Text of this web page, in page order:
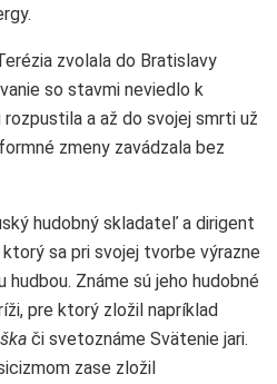
zvolala do Bratislavy
so stavmi neviedlo k
rozpustila a až do svojej smrti už
zmeny zavádzala bez
hudobný skladateľ a dirigent
sa pri svojej tvorbe výrazne
Známe sú jeho hudobné
pre ktorý zložil napríklad
či svetoznáme Svätenie jari.
zase zložil